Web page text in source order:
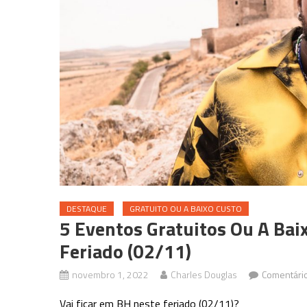
DESTAQUE GRATUITO OU A BAIXO CUSTO
5 Eventos Gratuitos Ou A
Feriado (02/11)
novembro 1, 2022 Charles Douglas
Vai ficar em BH neste feriado (02/11)?